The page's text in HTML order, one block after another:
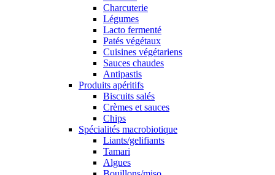
Charcuterie
Légumes
Lacto fermenté
Patés végétaux
Cuisines végétariens
Sauces chaudes
Antipastis
Produits apéritifs
Biscuits salés
Crèmes et sauces
Chips
Spécialités macrobiotique
Liants/gelifiants
Tamari
Algues